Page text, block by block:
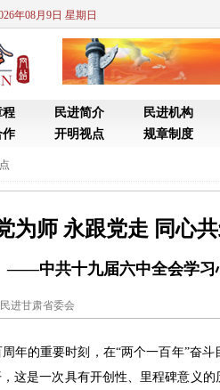
年08月9日 星期日
程 民进简介
民进机构
作 开明视点 规章制度
为师 永跟党走 同心
——中共十九届六中全会学习
民进甘肃省委会
的重要时刻，在“两个一百年”奋斗
这是一次具有开创性、里程碑意义